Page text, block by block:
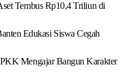
Tembus Rp10,4 Triliun di
Edukasi Siswa Cegah
Mengajar Bangun Karakter